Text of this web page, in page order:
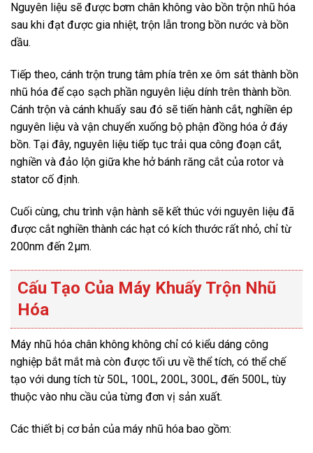
Nguyên liệu sẽ được bơm chân không vào bồn trộn nhũ hóa
sau khi đạt được gia nhiệt, trộn lẫn trong bồn nước và bồn
dầu.
Tiếp theo, cánh trộn trung tâm phía trên xe ôm sát thành bồn
nhũ hóa để cạo sạch phần nguyên liệu dính trên thành bồn.
Cánh trộn và cánh khuấy sau đó sẽ tiến hành cắt, nghiền ép
nguyên liệu và vận chuyển xuống bộ phận đồng hóa ở đáy
bồn. Tại đây, nguyên liệu tiếp tục trải qua công đoạn cắt,
nghiền và đảo lộn giữa khe hở bánh răng cắt của rotor và
stator cố định.
Cuối cùng, chu trình vận hành sẽ kết thúc với nguyên liệu đã
được cắt nghiền thành các hạt có kích thước rất nhỏ, chỉ từ
200nm đến 2µm.
Cấu Tạo Của Máy Khuấy Trộn Nhũ
Hóa
Máy nhũ hóa chân không không chỉ có kiểu dáng công
nghiệp bắt mắt mà còn được tối ưu về thể tích, có thể chế
tạo với dung tích từ 50L, 100L, 200L, 300L, đến 500L, tùy
thuộc vào nhu cầu của từng đơn vị sản xuất.
Các thiết bị cơ bản của máy nhũ hóa bao gồm: